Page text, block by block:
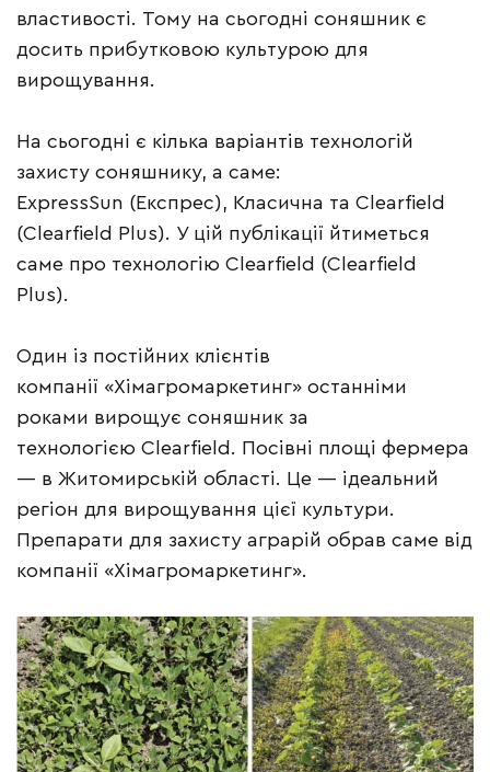
властивості. Тому на сьогодні соняшник є
досить прибутковою культурою для
вирощування.
На сьогодні є кілька варіантів технологій
захисту соняшнику, а саме:
ExpressSun (Експрес), Класична та Clearfield
(Clearfield Plus). У цій публікації йтиметься
саме про технологію Clearfield (Clearfield
Plus).
Один із постійних клієнтів
компанії «Хімагромаркетинг» останніми
роками вирощує соняшник за
технологією Clearfield. Посівні площі фермера
— в Житомирській області. Це — ідеальний
регіон для вирощування цієї культури.
Препарати для захисту аграрій обрав саме від
компанії «Хімагромаркетинг».